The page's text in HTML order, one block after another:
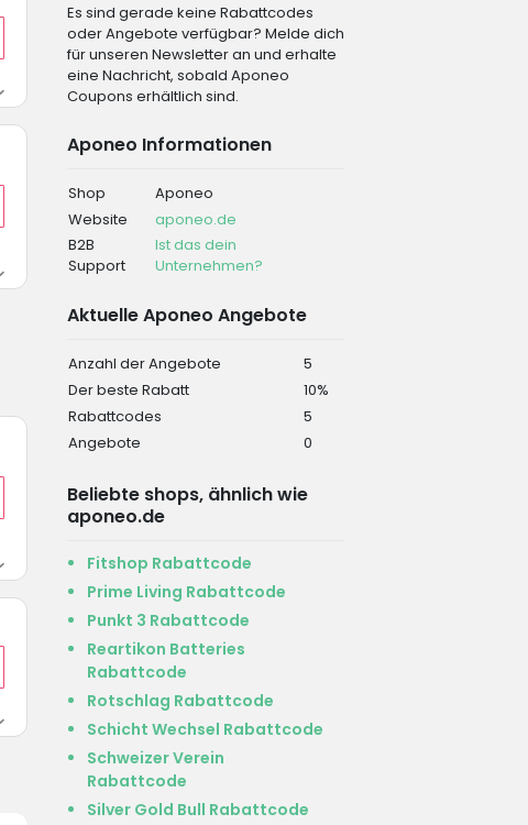
Es sind gerade keine Rabattcodes
oder Angebote verfügbar? Melde dich
für unseren Newsletter an und erhalte
eine Nachricht, sobald Aponeo
Coupons erhältlich sind.
Aponeo Informationen
Shop
Aponeo
Website
aponeo.de
B2B
Support
Ist das dein
Unternehmen?
Aktuelle Aponeo Angebote
Anzahl der Angebote
5
Der beste Rabatt
10%
Rabattcodes
5
Angebote
0
Beliebte shops, ähnlich wie
aponeo.de
Fitshop Rabattcode
Prime Living Rabattcode
Punkt 3 Rabattcode
Reartikon Batteries
Rabattcode
Rotschlag Rabattcode
Schicht Wechsel Rabattcode
Schweizer Verein
Rabattcode
Silver Gold Bull Rabattcode